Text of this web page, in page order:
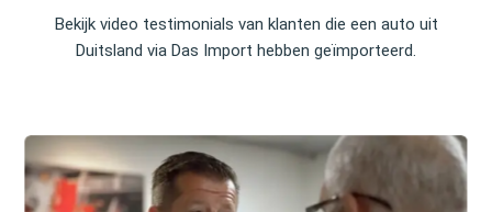
Bekijk video testimonials van klanten die een auto uit
Duitsland via Das Import hebben geïmporteerd.